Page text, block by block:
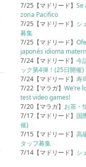
7/25【マドリード】Se
zona Pacifico
7/25【マドリード】 シ
募集
7/25【マドリード】
japonés idioma
7/24【マドリード】今
ック第4弾！(25日開催)
7/24【マドリード】寿
7/22【マラガ】We’re
test video games!
7/20【マラガ】 お茶・
7/17【マドリード】 国
催)
7/15【マドリード】高
タッフ募集
7/14【マドリード】 シ